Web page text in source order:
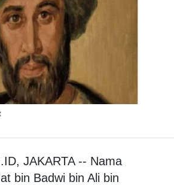
JAKARTA -- Nama
bin Badwi bin Ali bin